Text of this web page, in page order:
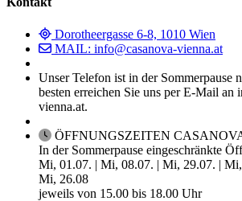
Dorotheergasse 6-8, 1010 Wien
MAIL: info@casanova-vienna.at
Unser Telefon ist in der Sommerpause
besten erreichen Sie uns per E-Mail an
vienna.at.
ÖFFNUNGSZEITEN
In der Sommerpause eingeschränkte
Mi, 01.07. | Mi, 08.07. | Mi, 29.07. |
Mi, 26.08
jeweils von 15.00 bis 18.00 Uhr